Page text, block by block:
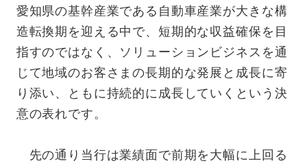
愛知県の基幹産業である自動車産業が大きな構
造転換期を迎える中で、短期的な収益確保を目
指すのではなく、ソリューションビジネスを通
じて地域のお客さまの長期的な発展と成長に寄
り添い、ともに持続的に成長していくという決
意の表れです。
先の通り当行は業績面で前期を大幅に上回る